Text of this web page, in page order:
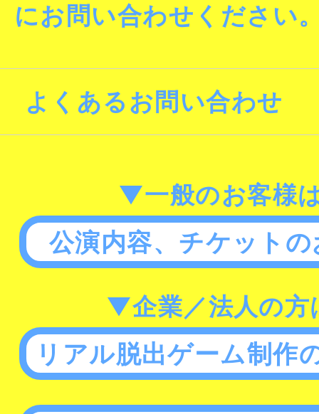
にお問い合わせください
よくあるお問い合わせ
▼一般のお客様
公演内容、チケット
▼企業／法人の方
リアル脱出ゲーム制作